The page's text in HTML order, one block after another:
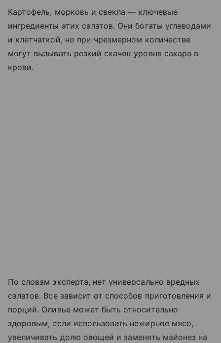
Картофель, морковь и свекла — ключевые
ингредиенты этих салатов. Они богаты углеводами
и клетчаткой, но при чрезмерном количестве
могут вызывать резкий скачок уровня сахара в
крови.
По словам эксперта, нет универсально вредных
салатов. Все зависит от способов приготовления и
порций. Оливье может быть относительно
здоровым, если использовать нежирное мясо,
увеличивать долю овощей и заменять майонез на